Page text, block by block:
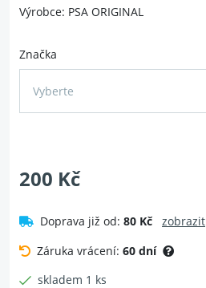
Výrobce: PSA ORIGINAL
Značka
Vyberte
200 Kč
Doprava již od: 80 Kč
zobrazit
Záruka vrácení: 60 dní
skladem 1 ks